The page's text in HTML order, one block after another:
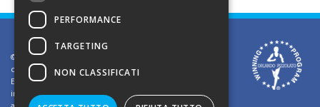
©2002 Informativa sui diritti d'autore. Le informazioni
contenute in questo sito sono solo per uso privato.
E' vietato riprodurre o divulgare in qualsiasi forma le
informazioni contenute in questo sito, salvo previa
PERFORMANCE
TARGETING
NON CLASSIFICATI